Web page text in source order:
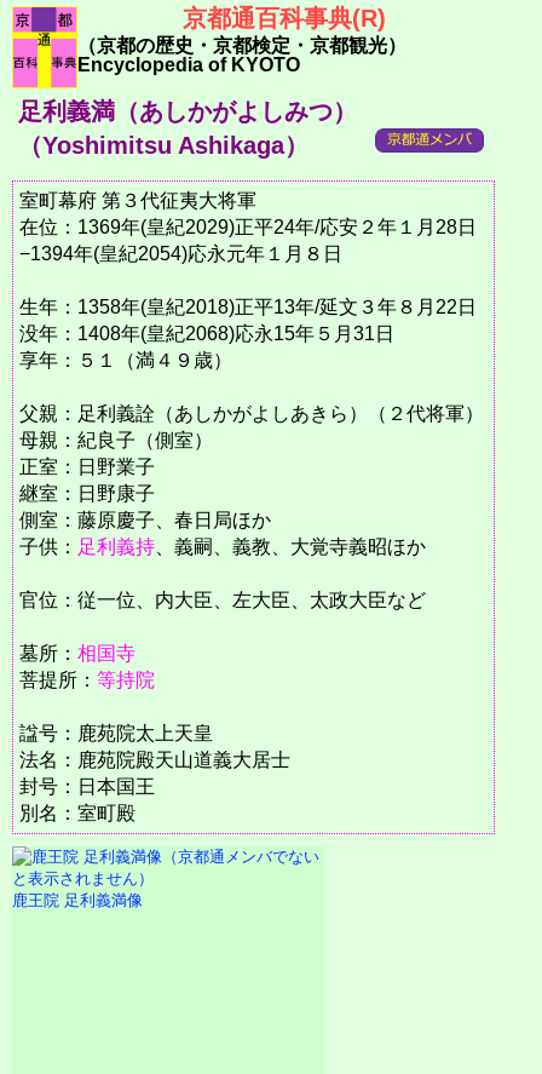
京都通百科事典(R)
（京都の歴史・京都検定・京都観光）
Encyclopedia of KYOTO
足利義満（あしかがよしみつ）
（Yoshimitsu Ashikaga）
室町幕府 第３代征夷大将軍
在位：1369年(皇紀2029)正平24年/応安２年１月28日
−1394年(皇紀2054)応永元年１月８日
生年：1358年(皇紀2018)正平13年/延文３年８月22日
没年：1408年(皇紀2068)応永15年５月31日
享年：５１（満４９歳）
父親：足利義詮（あしかがよしあきら）（２代将軍）
母親：紀良子（側室）
正室：日野業子
継室：日野康子
側室：藤原慶子、春日局ほか
子供： 足利義持 、義嗣、義教、大覚寺義昭ほか
官位：従一位、内大臣、左大臣、太政大臣など
墓所： 相国寺
菩提所： 等持院
諡号：鹿苑院太上天皇
法名：鹿苑院殿天山道義大居士
封号：日本国王
別名：室町殿
鹿王院 足利義満像